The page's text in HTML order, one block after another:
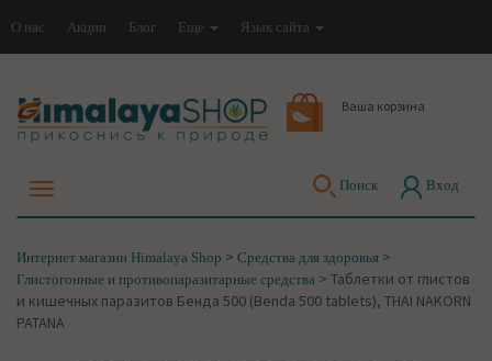
О нас Акции Блог Еще Язык сайта
Ваша корзина
Поиск Вход
Интернет магазин Himalaya Shop > Средства для здоровья >
Глистогонные и противопаразитарные средства > Таблетки от глистов
и кишечных паразитов Бенда 500 (Benda 500 tablets), THAI NAKORN
PATANA